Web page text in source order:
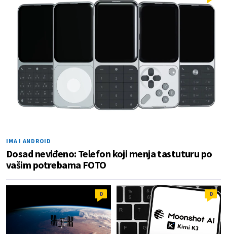
IMA I ANDROID
Dosad neviđeno: Telefon koji menja tastuturu po
vašim potrebama FOTO
0 0